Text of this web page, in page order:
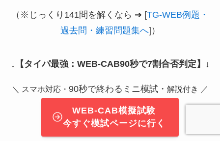
（※じっくり141問を解くなら ➔ [TG-WEB例題・
過去問・練習問題集へ]）
↓ 【タイパ最強：WEB-CAB90秒で7割合否判定】 ↓
＼ スマホ対応・ 90秒で終わるミニ模試・ 解説付き ／
WEB-CAB模擬試験
今すぐ模試ページに行く